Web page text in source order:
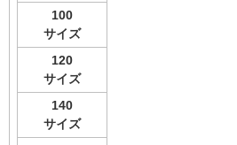
100
サイズ
120
サイズ
140
サイズ